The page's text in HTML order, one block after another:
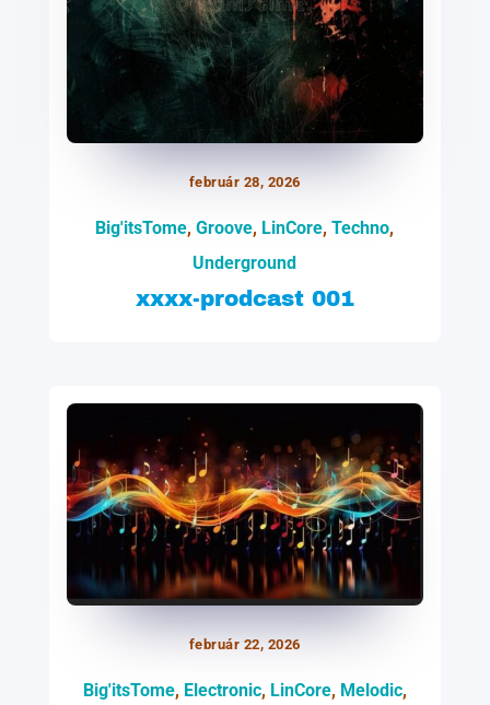
február 28, 2026
Big'itsTome,Groove, LinCore,Techno,
Underground
xxxx-prodcast 001
február 22, 2026
Big'itsTome, Electronic, LinCore, Melodic,